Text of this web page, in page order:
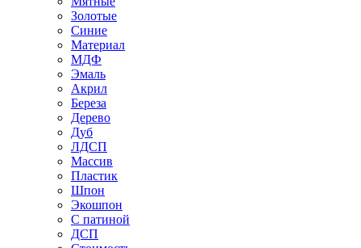
Золотые
Синие
Материал
МДФ
Эмаль
Акрил
Береза
Дерево
Дуб
ЛДСП
Массив
Пластик
Шпон
Экошпон
С патиной
ДСП